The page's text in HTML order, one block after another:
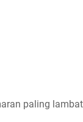
paling